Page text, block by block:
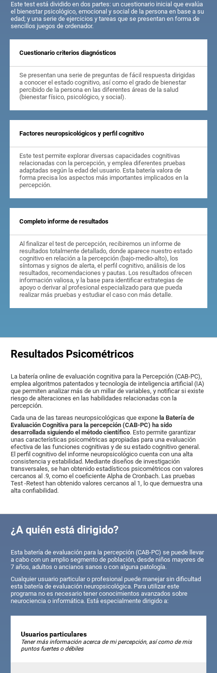
Este test está dividido en dos partes: un cuestionario inicial que evalúa
el bienestar psicológico, emocional y social de la persona en base a su
edad; y una serie de ejercicios y tareas que se presentan en forma de
sencillos juegos de ordenador.
Cuestionario criterios diagnósticos
Se presentan una serie de preguntas de fácil respuesta dirigidas
a conocer el estado cognitivo, así como el grado de bienestar
percibido de la persona en las diferentes áreas de la salud
(bienestar físico, psicológico, y social).
Factores neuropsicológicos y perfil cognitivo
Este test permite explorar diversas capacidades cognitivas
relacionadas con la percepción, y emplea diferentes pruebas
adaptadas según la edad del usuario. Esta batería valora de
forma precisa los aspectos más importantes implicados en la
percepción.
Completo informe de resultados
Al finalizar el test de percepción, recibiremos un informe de
resultados totalmente detallado, donde aparece nuestro estado
cognitivo en relación a la percepción (bajo-medio-alto), los
síntomas y signos de alerta, el perfil cognitivo, análisis de los
resultados, recomendaciones y pautas. Los resultados ofrecen
información valiosa, y la base para identificar estrategias de
apoyo o derivar al profesional especializado para que pueda
realizar más pruebas y estudiar el caso con más detalle.
Resultados Psicométricos
La batería online de evaluación cognitiva para la Percepción (CAB-PC),
emplea algoritmos patentados y tecnología de inteligencia artificial (IA)
que permiten analizar más de un millar de variables, y notificar si existe
riesgo de alteraciones en las habilidades relacionadas con la
percepción.
Cada una de las tareas neuropsicológicas que exponela Batería de
Evaluación Cognitiva para la percepción (CAB-PC) ha sido
desarrollada siguiendo el método científico. Esto permite garantizar
unas características psicométricas apropiadas para una evaluación
efectiva de las funciones cognitivas y de su estado cognitivo general.
El perfil cognitivo del informe neuropsicológico cuenta con una alta
consistencia y estabilidad. Mediante diseños de investigación
transversales, se han obtenido estadísticos psicométricos con valores
cercanos al .9, como el coeficiente Alpha de Cronbach. Las pruebas
Test -Retest han obtenido valores cercanos al 1, lo que demuestra una
alta confiabilidad.
¿A quién está dirigido?
Esta batería de evaluación para la percepción (CAB-PC) se puede llevar
a cabo con un amplio segmento de población, desde niños mayores de
7 años, adultos o ancianos sanos o con alguna patología.
Cualquier usuario particular o profesional puede manejar sin dificultad
esta batería de evaluación neuropsicológica. Para utilizar este
programa no es necesario tener conocimientos avanzados sobre
neurociencia o informática. Está especialmente dirigido a:
Usuarios particulares
Tener más información acerca de mi percepción, así como de mis
puntos fuertes o débiles